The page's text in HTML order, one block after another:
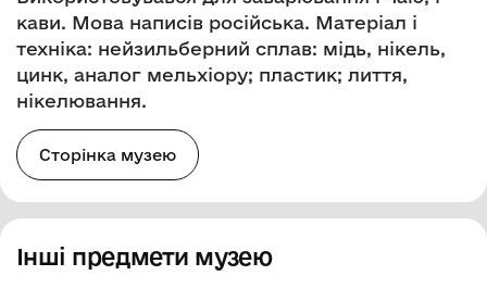
кави. Мова написів російська. Матеріал і
техніка: нейзильберний сплав: мідь, нікель,
цинк, аналог мельхіору; пластик; лиття,
нікелювання.
Сторінка музею
Інші предмети музею